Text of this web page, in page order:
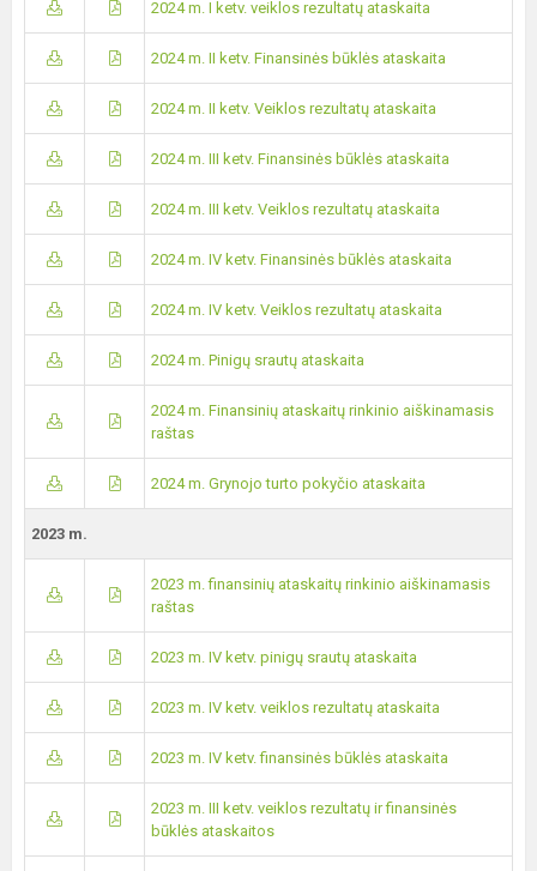
2024 m. I ketv. veiklos rezultatų ataskaita
2024 m. II ketv. Finansinės būklės ataskaita
2024 m. II ketv. Veiklos rezultatų ataskaita
2024 m. III ketv. Finansinės būklės ataskaita
2024 m. III ketv. Veiklos rezultatų ataskaita
2024 m. IV ketv. Finansinės būklės ataskaita
2024 m. IV ketv. Veiklos rezultatų ataskaita
2024 m. Pinigų srautų ataskaita
2024 m. Finansinių ataskaitų rinkinio aiškinamasis
raštas
2024 m. Grynojo turto pokyčio ataskaita
2023 m.
2023 m. finansinių ataskaitų rinkinio aiškinamasis
raštas
2023 m. IV ketv. pinigų srautų ataskaita
2023 m. IV ketv. veiklos rezultatų ataskaita
2023 m. IV ketv. finansinės būklės ataskaita
2023 m. III ketv. veiklos rezultatų ir finansinės
būklės ataskaitos